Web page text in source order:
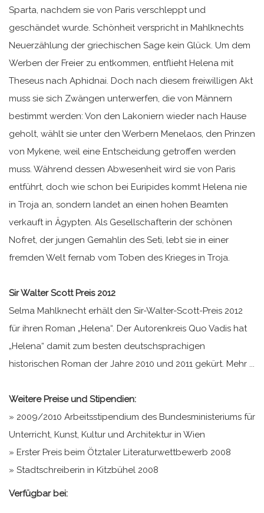
Sparta, nachdem sie von Paris verschleppt und
geschändet wurde. Schönheit verspricht in Mahlknechts
Neuerzählung der griechischen Sage kein Glück. Um dem
Werben der Freier zu entkommen, entflieht Helena mit
Theseus nach Aphidnai. Doch nach diesem freiwilligen Akt
muss sie sich Zwängen unterwerfen, die von Männern
bestimmt werden: Von den Lakoniern wieder nach Hause
geholt, wählt sie unter den Werbern Menelaos, den Prinzen
von Mykene, weil eine Entscheidung getroffen werden
muss. Während dessen Abwesenheit wird sie von Paris
entführt, doch wie schon bei Euripides kommt Helena nie
in Troja an, sondern landet an einen hohen Beamten
verkauft in Ägypten. Als Gesellschafterin der schönen
Nofret, der jungen Gemahlin des Seti, lebt sie in einer
fremden Welt fernab vom Toben des Krieges in Troja.
Sir Walter Scott Preis 2012
Selma Mahlknecht erhält den Sir-Walter-Scott-Preis 2012
für ihren Roman „Helena“. Der Autorenkreis Quo Vadis hat
„Helena“ damit zum besten deutschsprachigen
historischen Roman der Jahre 2010 und 2011 gekürt. Mehr ...
Weitere Preise und Stipendien:
» 2009/2010 Arbeitsstipendium des Bundesministeriums für
Unterricht, Kunst, Kultur und Architektur in Wien
» Erster Preis beim Ötztaler Literaturwettbewerb 2008
» Stadtschreiberin in Kitzbühel 2008
Verfügbar bei: